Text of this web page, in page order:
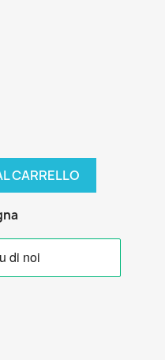
CARRELLO